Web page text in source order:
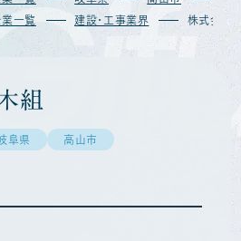
一覧 建設・工事業界 株式会社
組
阜県 高山市